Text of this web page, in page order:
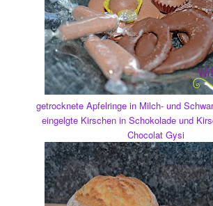
getrocknete Apfelringe in Milch- und
eingelgte Kirschen in Schokolade und
Chocolat Gysi